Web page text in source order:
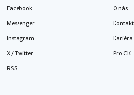
Facebook
Messenger
Instagram
X / Twitter
RSS
O nás
Kontakt
Kariéra
Pro CK